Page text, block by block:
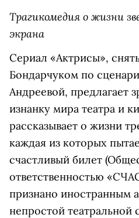
Трагикомедия о жизни
экрана
Сериал «Актрисы»,
Бондарчуком по
Андреевой, предлагает
изнанку мира театра и
рассказывает о жизни
каждая из которых
счастливый билет
ответственностью
признано иностранным
непростой